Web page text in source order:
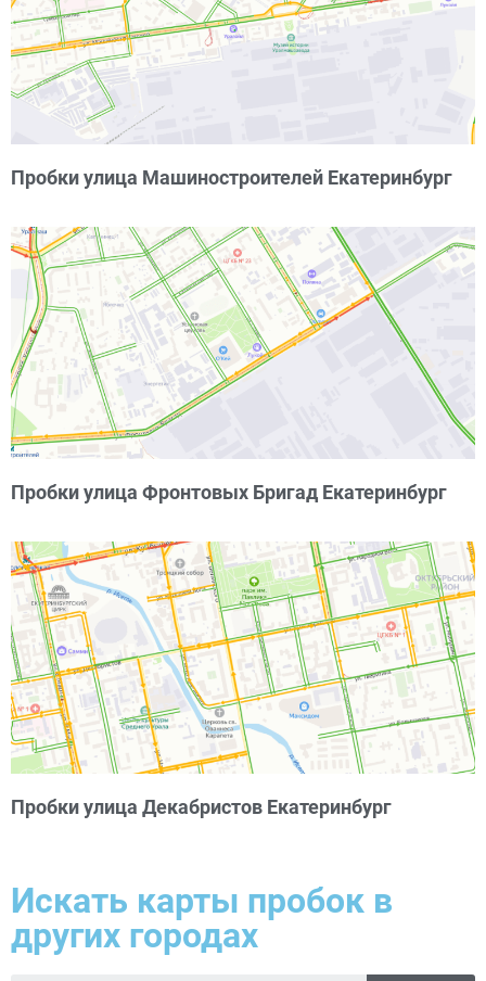
Пробки улица Машиностроителей Екатеринбург
Пробки улица Фронтовых Бригад Екатеринбург
Пробки улица Декабристов Екатеринбург
Искать карты пробок в
других городах